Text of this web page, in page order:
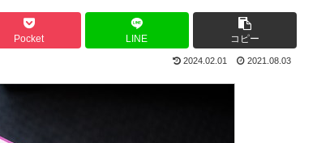
Pocket LINE コピー
2024.02.01 2021.08.03